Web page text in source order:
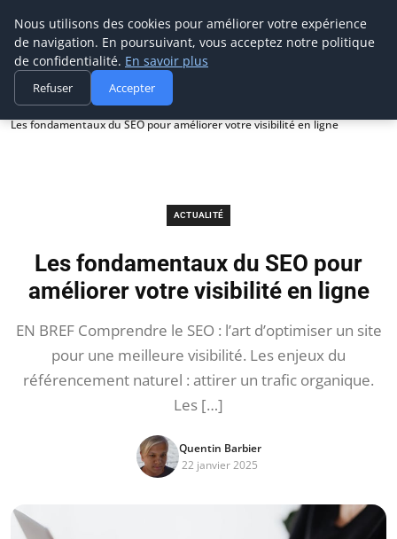
Prospection Pro
Accueil
Actualité
Les fondamentaux du SEO pour améliorer votre visibilité en ligne
ACTUALITÉ
Les fondamentaux du SEO pour
améliorer votre visibilité en ligne
EN BREF Comprendre le SEO : l’art d’optimiser un site
pour une meilleure visibilité. Les enjeux du
référencement naturel : attirer un trafic organique.
Les […]
Quentin Barbier
22 janvier 2025
Nous utilisons des cookies pour améliorer votre expérience
de navigation. En poursuivant, vous acceptez notre politique
de confidentialité. En savoir plus
Refuser Accepter